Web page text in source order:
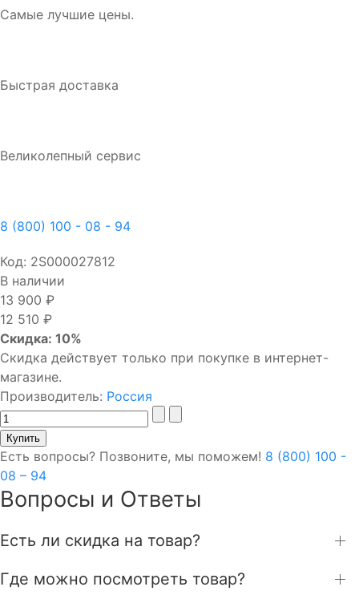
Самые лучшие цены.
Быстрая доставка
Великолепный сервис
8 (800) 100 - 08 - 94
Код: 2S000027812
В наличии
13 900 ₽
12 510 ₽
Скидка: 10%
Скидка действует только при покупке в интернет-
магазине.
Производитель: Россия
Есть вопросы? Позвоните, мы поможем! 8 (800) 100 -
08 – 94
Вопросы и Ответы
Есть ли скидка на товар?
Где можно посмотреть товар?